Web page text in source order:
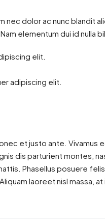
dolor ac nunc blandit
elementum dui id nulla
elit.
adipiscing elit.
et justo ante. Vivamus
dis parturient montes,
Phasellus posuere
laoreet nisl massa,